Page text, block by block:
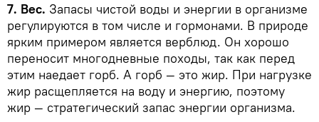
7. Вес. Запасы чистой воды и энергии в организме
регулируются в том числе и гормонами. В природе
ярким примером является верблюд. Он хорошо
переносит многодневные походы, так как перед
этим наедает горб. А горб — это жир. При нагрузке
жир расщепляется на воду и энергию, поэтому
жир — стратегический запас энергии организма.